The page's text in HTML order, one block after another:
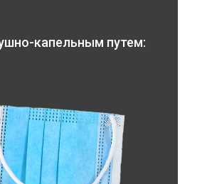
капельным путем: